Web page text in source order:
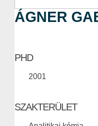
ÁGNER
PHD
2001
SZAKTERÜLET